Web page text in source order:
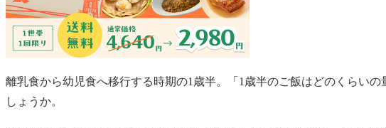
離乳食から幼児食へ移行する時期の1歳半。「1歳半のご飯はどのくらい
しょうか。